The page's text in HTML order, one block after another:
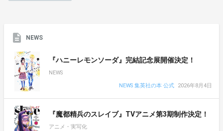
NEWS
『ハニーレモンソーダ』完結記念展開催決定！
NEWS
NEWS 集英社の本 公式
2026年8月4日
『魔都精兵のスレイブ』TVアニメ第3期制作決定！
アニメ・実写化